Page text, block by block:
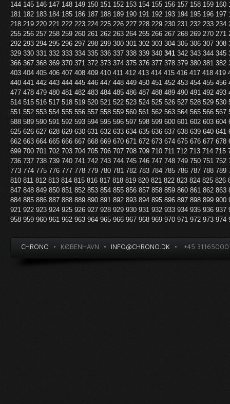
144 145 146 147 148 149 150 151 152 153 154 155 156 157 158 159 160
181 182 183 184 185 186 187 188 189 190 191 192 193 194 195 196 197
218 219 220 221 222 223 224 225 226 227 228 229 230 231 232 233 234
255 256 257 258 259 260 261 262 263 264 265 266 267 268 269 270 271
292 293 294 295 296 297 298 299 300 301 302 303 304 305 306 307 308
329 330 331 332 333 334 335 336 337 338 339 340 341 342 343 344 345
366 367 368 369 370 371 372 373 374 375 376 377 378 379 380 381 382
403 404 405 406 407 408 409 410 411 412 413 414 415 416 417 418 419
440 441 442 443 444 445 446 447 448 449 450 451 452 453 454 455 456
477 478 479 480 481 482 483 484 485 486 487 488 489 490 491 492 493
514 515 516 517 518 519 520 521 522 523 524 525 526 527 528 529 530
551 552 553 554 555 556 557 558 559 560 561 562 563 564 565 566 567
588 589 590 591 592 593 594 595 596 597 598 599 600 601 602 603 604
625 626 627 628 629 630 631 632 633 634 635 636 637 638 639 640 641
662 663 664 665 666 667 668 669 670 671 672 673 674 675 676 677 678
699 700 701 702 703 704 705 706 707 708 709 710 711 712 713 714 715
736 737 738 739 740 741 742 743 744 745 746 747 748 749 750 751 752
773 774 775 776 777 778 779 780 781 782 783 784 785 786 787 788 789
810 811 812 813 814 815 816 817 818 819 820 821 822 823 824 825 826
847 848 849 850 851 852 853 854 855 856 857 858 859 860 861 862 863
884 885 886 887 888 889 890 891 892 893 894 895 896 897 898 899 900
921 922 923 924 925 926 927 928 929 930 931 932 933 934 935 936 937
958 959 960 961 962 963 964 965 966 967 968 969 970 971 972 973 974
CHRONO • KØBENHAVN • INFO@CHRONO.DK • +45 31165000